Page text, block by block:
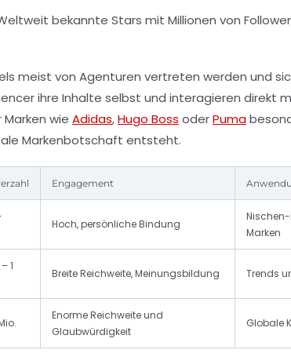
bekannte Stars mit Millionen von
meist von Agenturen vertreten werden und
ihre Inhalte selbst und interagieren direkt
wie Adidas,Hugo Boss oderPuma
Markenbotschaft entsteht.
Engagement
Hoch, persönliche Bindung
Marken
1
Breite Reichweite, Meinungsbildung Trends
Enorme Reichweite und
Glaubwürdigkeit
Globale